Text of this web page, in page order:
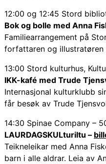
12:00 og 12:45 Stord
Bok og bolle med Anna
Familiearrangement på
forfattaren og illustratøren
13:00 Stord kulturhus,
IKK-kafé med Trude
Internasjonal kulturklubb
får besøk av Trude
14:30 Spinae Company –
LAURDAGSKULturiltu –
Teikneleikar med Anna
barn i alle aldrar. Leia av